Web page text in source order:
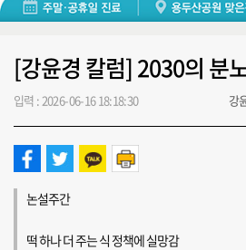
[강윤경 칼럼] 2030의 분
입력 : 2026-06-16 18:18:30 강
논설주간
떡 하나 더 주는 식 정책에 실망감